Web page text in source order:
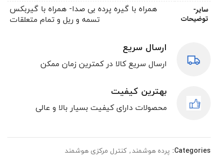
سایر-
توضیحات
همراه با گیره پرده بی صدا- همراه با گیربکس
تسمه و ریل و تمام متعلقات
ارسال سریع
ارسال سریع کالا در کمترین زمان ممکن
بهترین کیفیت
محصولات دارای کیفیت بسیار بالا و عالی
Categories: پرده هوشمند, کنترل مرکزی هوشمند